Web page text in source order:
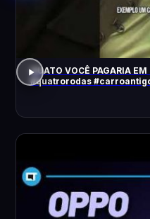
QUATO VOCÊ PAGARIA
#quatrorodas